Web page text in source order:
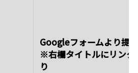
Googleフォームより提出
※右欄タイトルにリンク
り